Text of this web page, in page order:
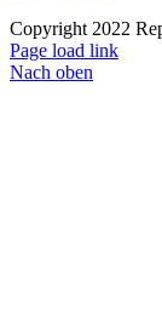
Copyright 2022
Page load link
Nach oben